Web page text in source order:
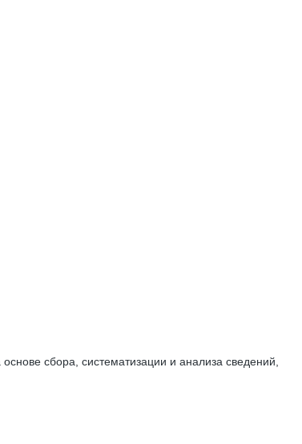
сбора, систематизации и анализа сведений,